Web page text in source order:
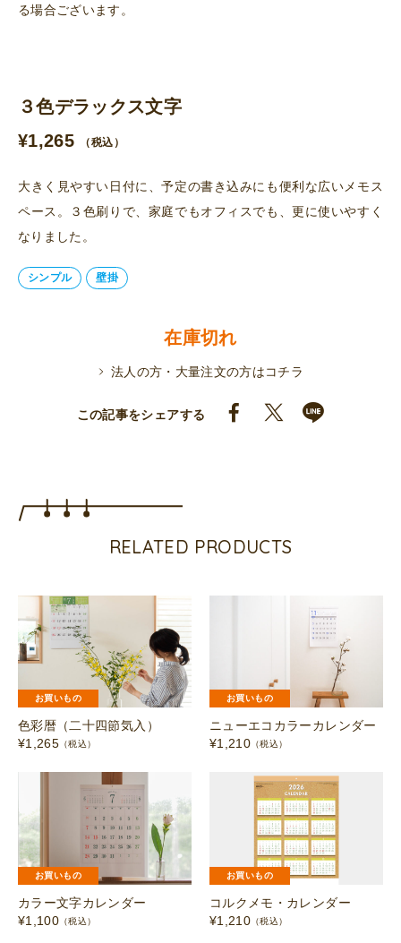
る場合ございます。
３色デラックス文字
¥1,265 （税込）
大きく見やすい日付に、予定の書き込みにも便利な広いメモス
ペース。３色刷りで、家庭でもオフィスでも、更に使いやすく
なりました。
シンプル 壁掛
在庫切れ
法人の方・大量注文の方はコチラ
この記事をシェアする
RELATED PRODUCTS
お買いもの
色彩暦（二十四節気入）
¥1,265 （税込）
お買いもの
ニューエコカラーカレンダー
¥1,210 （税込）
お買いもの
カラー文字カレンダー
¥1,100 （税込）
お買いもの
コルクメモ・カレンダー
¥1,210 （税込）